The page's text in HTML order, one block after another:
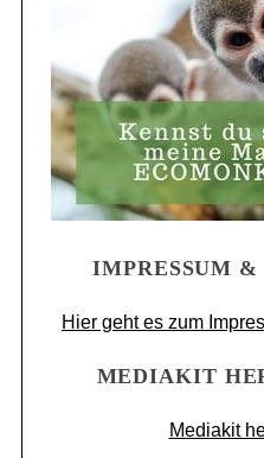
IMPRESSUM &
Hier geht es zum
MEDIAKIT
Mediakit